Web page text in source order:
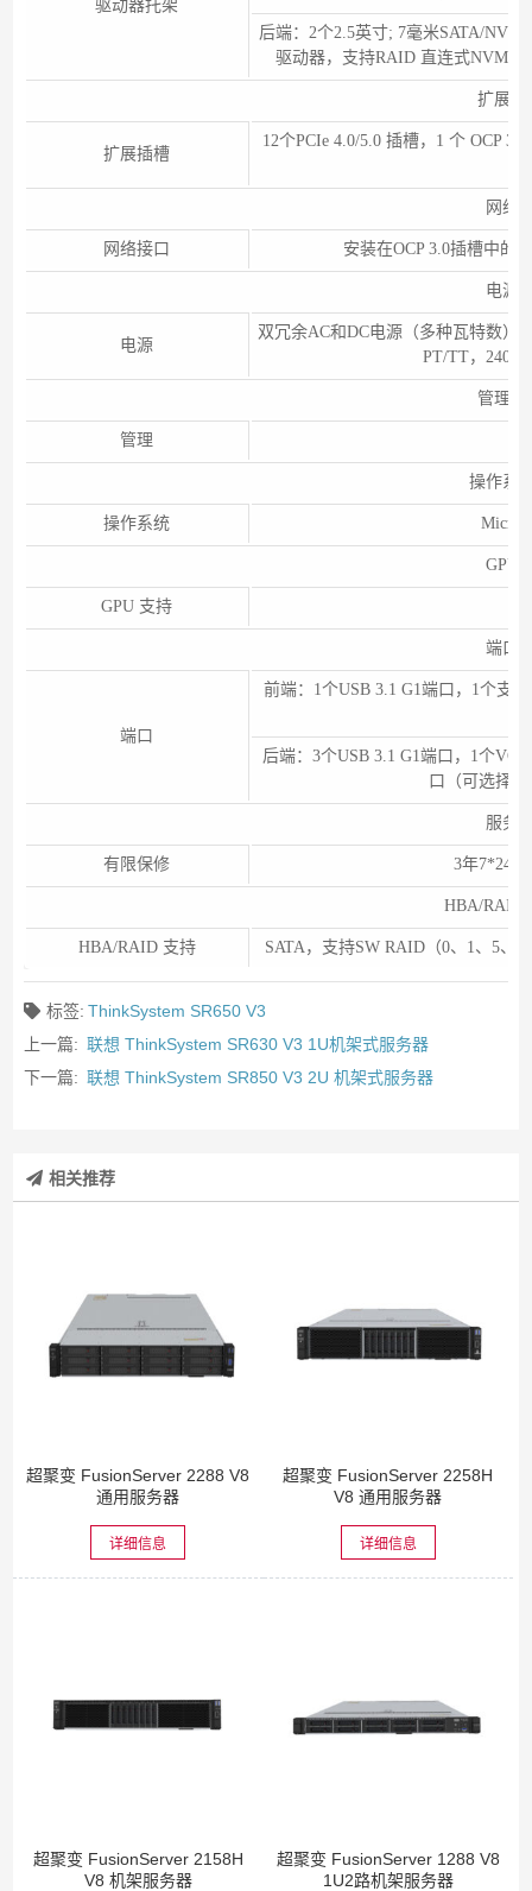
驱动器托架
后端：2个2.5英寸; 7毫米SATA/
驱动器，支持RAID 直连式NVMe
扩展性
扩展插槽
12个PCIe 4.0/5.0 插槽，1 个 OCP
网络
网络接口 安装在OCP 3.0插槽中的
电源
电源
双冗余AC和DC电源（多种瓦特数）
PT/TT，
管理性
管理
操作系
操作系统
GPU
GPU 支持
端口
端口
前端：1个USB 3.1 G1端口，1个支
后端：3个USB 3.1 G1端口，1个
口（可选择
服务
有限保修 3年
HBA/RAID
HBA/RAID 支持 SATA，支持SW RAID（0、1、5、
标签: ThinkSystem SR650 V3
上一篇: 联想 ThinkSystem SR630 V3 1U机架式服务器
下一篇: 联想 ThinkSystem SR850 V3 2U 机架式服务器
相关推荐
超聚变 FusionServer 2288 V8
通用服务器
详细信息
超聚变 FusionServer 2258H
V8 通用服务器
详细信息
超聚变 FusionServer 2158H
V8 机架服务器
超聚变 FusionServer 1288 V8
1U2路机架服务器